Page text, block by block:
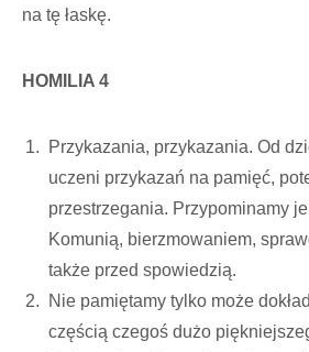
na tę łaskę.
HOMILIA 4
Przykazania, przykazania. Od
uczeni przykazań na pamięć,
przestrzegania. Przypominamy je
Komunią, bierzmowaniem,
także przed spowiedzią.
Nie pamiętamy tylko może
częścią czegoś dużo